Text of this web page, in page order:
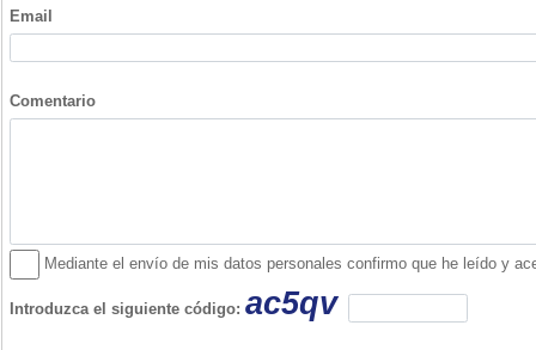
Email
Comentario
Mediante el envío de mis datos personales confirmo que he leído y
Introduzca el siguiente código: ac5qv